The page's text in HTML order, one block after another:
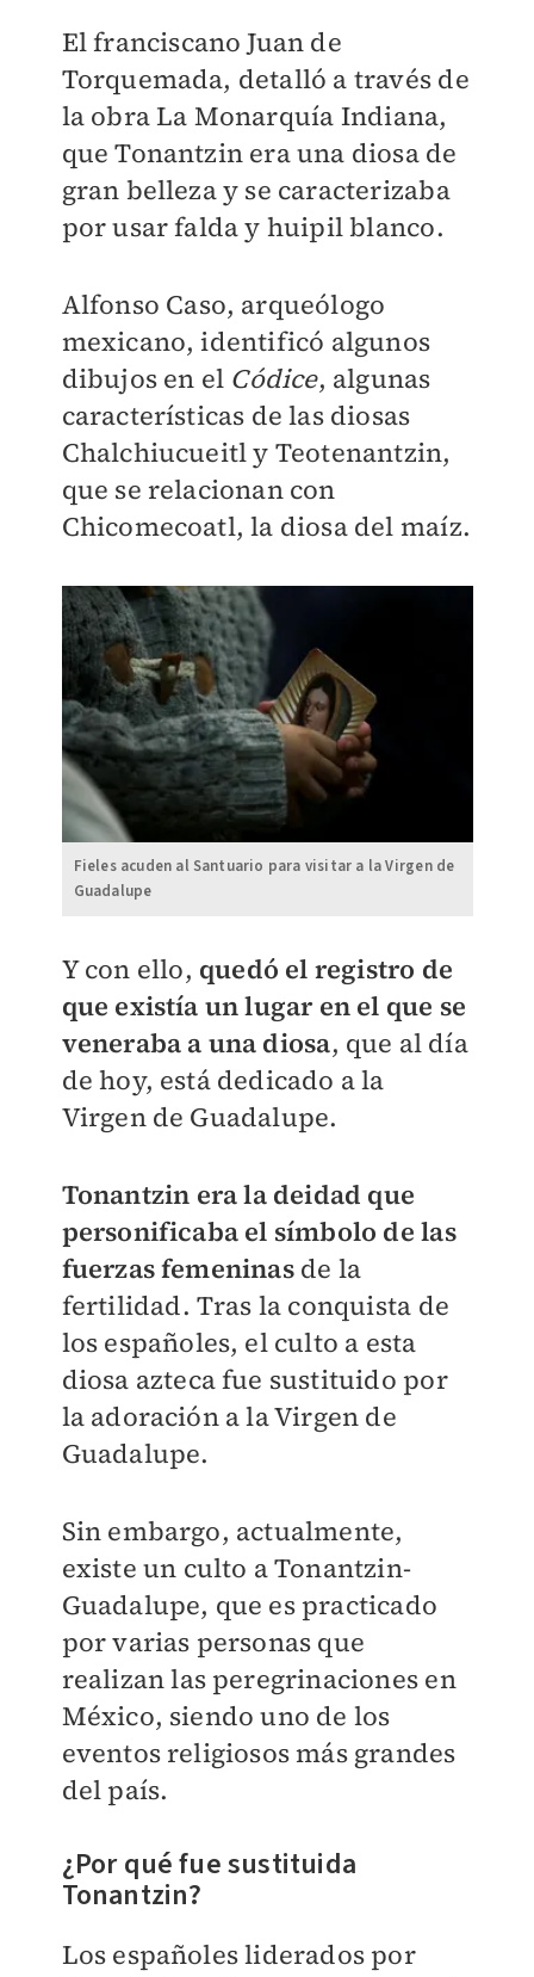
El franciscano Juan de
Torquemada, detalló a través de
la obra La Monarquía Indiana,
que Tonantzin era una diosa de
gran belleza y se caracterizaba
por usar falda y huipil blanco.
Alfonso Caso, arqueólogo
mexicano, identificó algunos
dibujos en el Códice, algunas
características de las diosas
Chalchiucueitl y Teotenantzin,
que se relacionan con
Chicomecoatl, la diosa del maíz.
Fieles acuden al Santuario para visitar a la Virgen de
Guadalupe
Y con ello, quedó el registro de
que existía un lugar en el que se
veneraba a una diosa, que al día
de hoy, está dedicado a la
Virgen de Guadalupe.
Tonantzin era la deidad que
personificaba el símbolo de las
fuerzas femeninasde la
fertilidad. Tras la conquista de
los españoles, el culto a esta
diosa azteca fue sustituido por
la adoración a la Virgen de
Guadalupe.
Sin embargo, actualmente,
existe un culto a Tonantzin-
Guadalupe, que es practicado
por varias personas que
realizan las peregrinaciones en
México, siendo uno de los
eventos religiosos más grandes
del país.
¿Por qué fue sustituida
Tonantzin?
Los españoles liderados por